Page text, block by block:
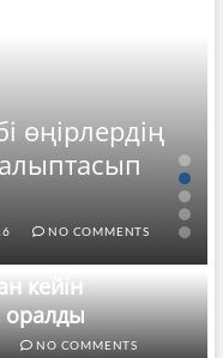
өңірлердің
NO COMMENTS
кейін
оралды
NO COMMENTS